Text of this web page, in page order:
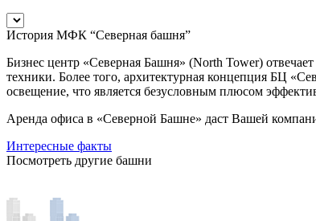
История МФК “Северная башня”
Бизнес центр «Северная Башня» (North Tower)
техники. Более того, архитектурная концепция БЦ
освещение, что является безусловным плюсом
Аренда офиса в «Северной Башне» даст Вашей
Интересные факты
Посмотреть другие башни